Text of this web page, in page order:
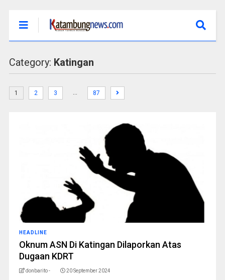
Category: Katingan
1 2 3 … 87
HEADLINE
Oknum ASN Di Katingan Dilaporkan Atas
Dugaan KDRT
donbarito - 20 September 2024